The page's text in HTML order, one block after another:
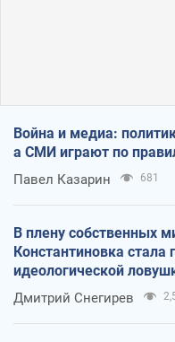
Война и медиа:
а СМИ играют по
Павел Казарин 681
В плену собственных
Константиновка стала
идеологической
оккупантов
Дмитрий Снегирев